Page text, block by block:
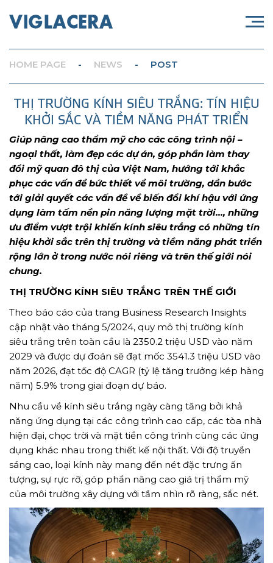
DOWN E-BROCHURE
FREE PRODUCT CONSULTATION
Occupation...
City...
SUBMIT REQUEST
HOME PAGE - NEWS - POST
THỊ TRƯỜNG KÍNH SIÊU TRẮNG: TÍN HIỆU
KHỞI SẮC VÀ TIỀM NĂNG PHÁT TRIỂN
Giúp nâng cao thẩm mỹ cho các công trình nội –
ngoại thất, làm đẹp các dự án, góp phần làm thay
đổi mỹ quan đô thị của Việt Nam, hướng tới khắc
phục các vấn đề bức thiết về môi trường, dần bước
tới giải quyết các vấn đề về biến đổi khí hậu với ứng
dụng làm tấm nền pin năng lượng mặt trời…, những
ưu điểm vượt trội khiến kính siêu trắng có những tín
hiệu khởi sắc trên thị trường và tiềm năng phát triển
rộng lớn ở trong nước nói riêng và trên thế giới nói
chung.
THỊ TRƯỜNG KÍNH SIÊU TRẮNG TRÊN THẾ GIỚI
Theo báo cáo của trang Business Research Insights
cập nhật vào tháng 5/2024, quy mô thị trường kính
siêu trắng trên toàn cầu là 2350.2 triệu USD vào năm
2029 và được dự đoán sẽ đạt mốc 3541.3 triệu USD vào
năm 2026, đạt tốc độ CAGR (tỷ lệ tăng trưởng kép hàng
năm) 5.9% trong giai đoạn dự báo.
Nhu cầu về kính siêu trắng ngày càng tăng bởi khả
năng ứng dụng tại các công trình cao cấp, các tòa nhà
hiện đại, chọc trời và mặt tiền công trình cùng các ứng
dụng khác nhau trong thiết kế nội thất. Với độ truyền
sáng cao, loại kính này mang đến nét đặc trưng ấn
tượng, sự rực rỡ, góp phần nâng cao giá trị thẩm mỹ
của môi trường xây dựng với tầm nhìn rõ ràng, sắc nét.